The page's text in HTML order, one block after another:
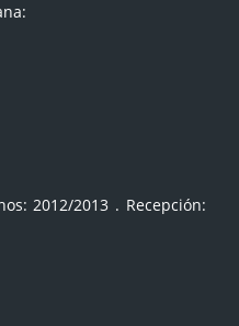
2012/2013 . Recepción: